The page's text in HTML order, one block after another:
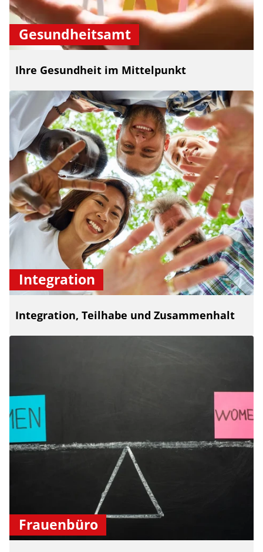
Gesundheitsamt
Ihre Gesundheit im Mittelpunkt
Integration
Integration, Teilhabe und Zusammenhalt
Frauenbüro